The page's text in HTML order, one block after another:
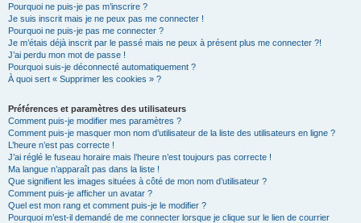
Pourquoi ne puis-je pas m’inscrire ?
Je suis inscrit mais je ne peux pas me connecter !
Pourquoi ne puis-je pas me connecter ?
Je m’étais déjà inscrit par le passé mais ne peux à présent plus me connecter ?!
J’ai perdu mon mot de passe !
Pourquoi suis-je déconnecté automatiquement ?
À quoi sert « Supprimer les cookies » ?
Préférences et paramètres des utilisateurs
Comment puis-je modifier mes paramètres ?
Comment puis-je masquer mon nom d’utilisateur de la liste des utilisateurs en ligne ?
L’heure n’est pas correcte !
J’ai réglé le fuseau horaire mais l’heure n’est toujours pas correcte !
Ma langue n’apparaît pas dans la liste !
Que signifient les images situées à côté de mon nom d’utilisateur ?
Comment puis-je afficher un avatar ?
Quel est mon rang et comment puis-je le modifier ?
Pourquoi m’est-il demandé de me connecter lorsque je clique sur le lien de courrier